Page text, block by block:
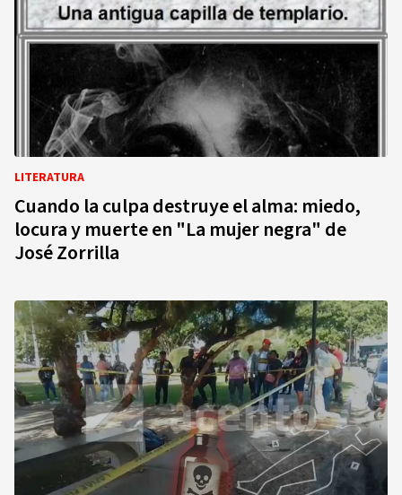
LITERATURA
Cuando la culpa destruye el alma: miedo,
locura y muerte en "La mujer negra" de
José Zorrilla